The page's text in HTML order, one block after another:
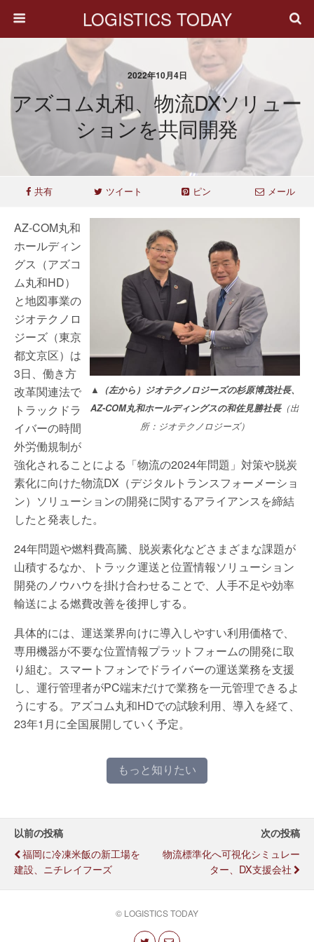
LOGISTICS TODAY
2022年10月4日
アズコム丸和、物流DXソリュー
ションを共同開発
共有 ツイート ピン メール
▲（左から）ジオテクノロジーズの杉原博茂社長、
AZ-COM丸和ホールディングスの和佐見勝社長（出
所：ジオテクノロジーズ）
AZ-COM丸和
ホールディン
グス（アズコ
ム丸和HD）
と地図事業の
ジオテクノロ
ジーズ（東京
都文京区）は
3日、働き方
改革関連法で
トラックドラ
イバーの時間
外労働規制が
強化されることによる「物流の2024年問題」対策や脱炭
素化に向けた物流DX（デジタルトランスフォーメーショ
ン）ソリューションの開発に関するアライアンスを締結
したと発表した。
24年問題や燃料費高騰、脱炭素化などさまざまな課題が
山積するなか、トラック運送と位置情報ソリューション
開発のノウハウを掛け合わせることで、人手不足や効率
輸送による燃費改善を後押しする。
具体的には、運送業界向けに導入しやすい利用価格で、
専用機器が不要な位置情報プラットフォームの開発に取
り組む。スマートフォンでドライバーの運送業務を支援
し、運行管理者がPC端末だけで業務を一元管理できるよ
うにする。アズコム丸和HDでの試験利用、導入を経て、
23年1月に全国展開していく予定。
もっと知りたい
以前の投稿
福岡に冷凍米飯の新工場を
建設、ニチレイフーズ
次の投稿
物流標準化へ可視化シミュレー
ター、DX支援会社
© LOGISTICS TODAY